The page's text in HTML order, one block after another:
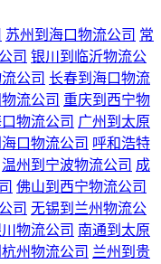
苏州到海口物流公司 常
司 银川到临沂物流公
公司 长春到海口物流
物流公司 重庆到西宁物
物流公司 广州到太原
口物流公司 呼和浩特
温州到宁波物流公司 成
佛山到西宁物流公司
司 无锡到兰州物流公
物流公司 南通到太原
州物流公司 兰州到贵